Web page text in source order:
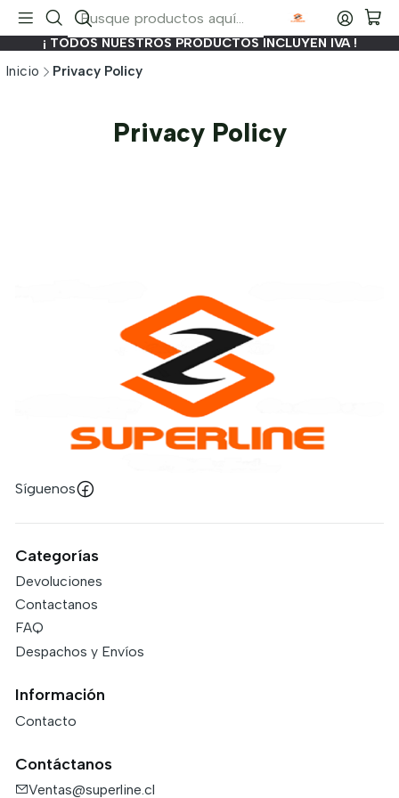
¡ TODOS NUESTROS PRODUCTOS INCLUYEN IVA !
Inicio Privacy Policy
Privacy Policy
Síguenos
Categorías
Devoluciones
Contactanos
FAQ
Despachos y Envíos
Información
Contacto
Contáctanos
Ventas@superline.cl